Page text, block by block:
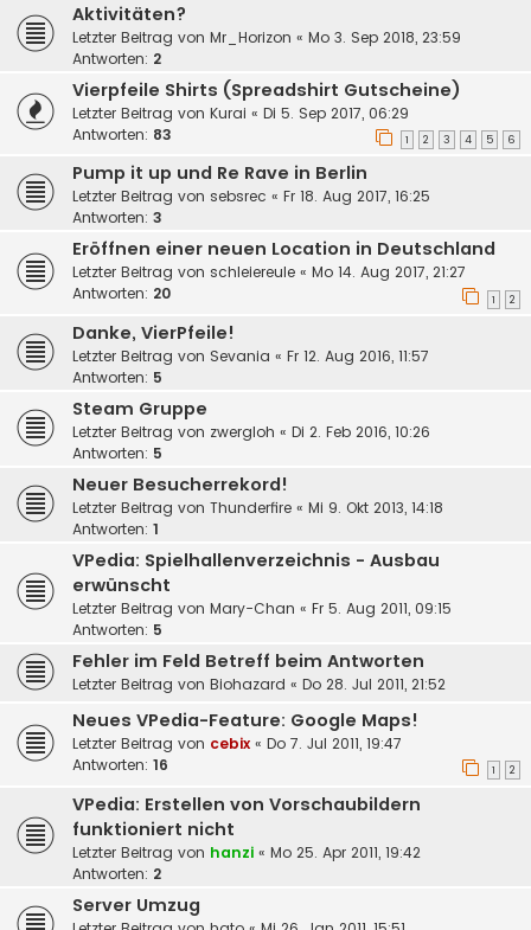
Aktivitäten?
Letzter Beitrag von Mr_Horizon « Mo 3. Sep 2018, 23:59
Antworten: 2
Vierpfeile Shirts (Spreadshirt Gutscheine)
Letzter Beitrag von Kurai « Di 5. Sep 2017, 06:29
Antworten: 83 1 2 3 4 5 6
Pump it up und Re Rave in Berlin
Letzter Beitrag von sebsrec « Fr 18. Aug 2017, 16:25
Antworten: 3
Eröffnen einer neuen Location in Deutschland
Letzter Beitrag von schleiereule « Mo 14. Aug 2017, 21:27
Antworten: 20 1 2
Danke, VierPfeile!
Letzter Beitrag von Sevania « Fr 12. Aug 2016, 11:57
Antworten: 5
Steam Gruppe
Letzter Beitrag von zwergloh « Di 2. Feb 2016, 10:26
Antworten: 5
Neuer Besucherrekord!
Letzter Beitrag von Thunderfire « Mi 9. Okt 2013, 14:18
Antworten: 1
VPedia: Spielhallenverzeichnis - Ausbau
erwünscht
Letzter Beitrag von Mary-Chan « Fr 5. Aug 2011, 09:15
Antworten: 5
Fehler im Feld Betreff beim Antworten
Letzter Beitrag von Biohazard « Do 28. Jul 2011, 21:52
Neues VPedia-Feature: Google Maps!
Letzter Beitrag von cebix « Do 7. Jul 2011, 19:47
Antworten: 16 1 2
VPedia: Erstellen von Vorschaubildern
funktioniert nicht
Letzter Beitrag von hanzi « Mo 25. Apr 2011, 19:42
Antworten: 2
Server Umzug